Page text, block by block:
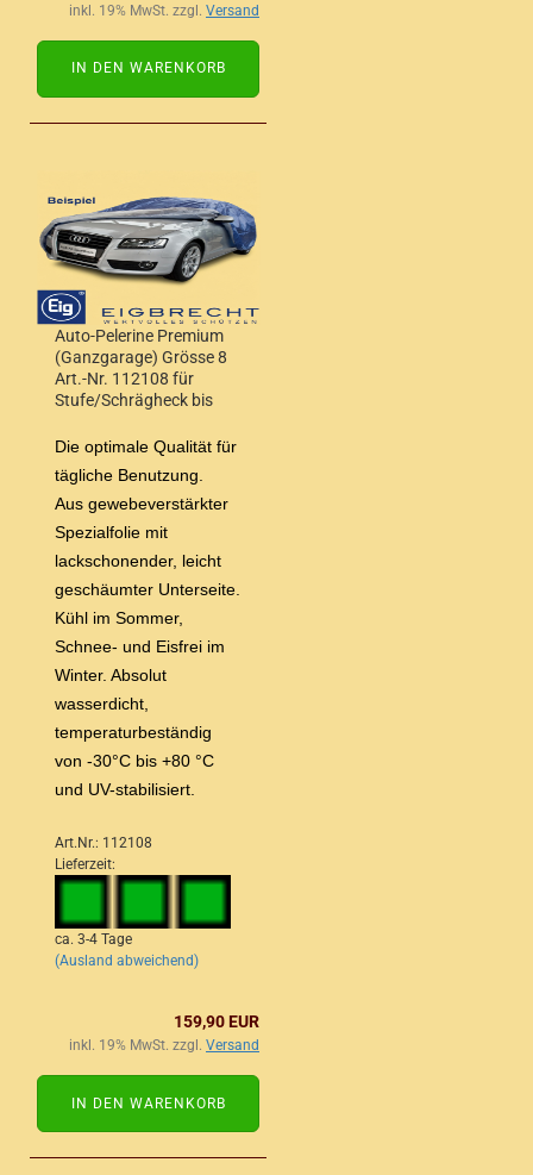
inkl. 19% MwSt. zzgl. Versand
IN DEN WARENKORB
Auto-Pelerine Premium
(Ganzgarage) Grösse 8
Art.-Nr. 112108 für
Stufe/Schrägheck bis
Die optimale Qualität für
tägliche Benutzung.
Aus gewebeverstärkter
Spezialfolie mit
lackschonender, leicht
geschäumter Unterseite.
Kühl im Sommer,
Schnee- und Eisfrei im
Winter. Absolut
wasserdicht,
temperaturbeständig
von -30°C bis +80 °C
und UV-stabilisiert.
Art.Nr.: 112108
Lieferzeit:
ca. 3-4 Tage
(Ausland abweichend)
159,90 EUR
inkl. 19% MwSt. zzgl. Versand
IN DEN WARENKORB